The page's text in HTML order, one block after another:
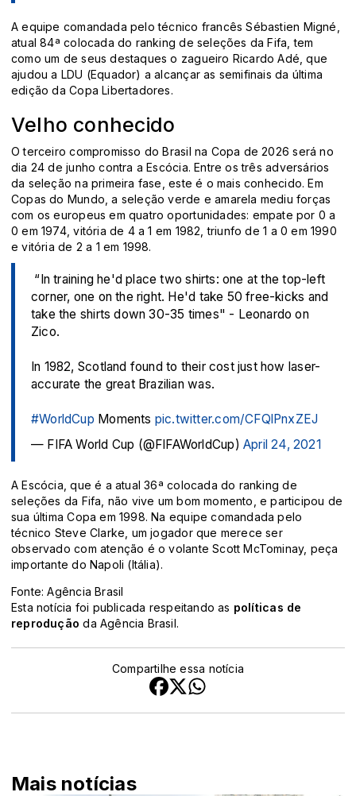
A equipe comandada pelo técnico francês Sébastien Migné,
atual 84ª colocada do ranking de seleções da Fifa, tem
como um de seus destaques o zagueiro Ricardo Adé, que
ajudou a LDU (Equador) a alcançar as semifinais da última
edição da Copa Libertadores.
Velho conhecido
O terceiro compromisso do Brasil na Copa de 2026 será no
dia 24 de junho contra a Escócia. Entre os três adversários
da seleção na primeira fase, este é o mais conhecido. Em
Copas do Mundo, a seleção verde e amarela mediu forças
com os europeus em quatro oportunidades: empate por 0 a
0 em 1974, vitória de 4 a 1 em 1982, triunfo de 1 a 0 em 1990
e vitória de 2 a 1 em 1998.
️ “In training he'd place two shirts: one at the top-left
corner, one on the right. He'd take 50 free-kicks and
take the shirts down 30-35 times" - Leonardo on
Zico.
In 1982, Scotland found to their cost just how laser-
accurate the great Brazilian was.
#WorldCup Moments pic.twitter.com/CFQlPnxZEJ
— FIFA World Cup (@FIFAWorldCup) April 24, 2021
A Escócia, que é a atual 36ª colocada do ranking de
seleções da Fifa, não vive um bom momento, e participou de
sua última Copa em 1998. Na equipe comandada pelo
técnico Steve Clarke, um jogador que merece ser
observado com atenção é o volante Scott McTominay, peça
importante do Napoli (Itália).
Fonte: Agência Brasil
Esta notícia foi publicada respeitando as políticas de
reprodução da Agência Brasil.
Compartilhe essa notícia
Mais notícias